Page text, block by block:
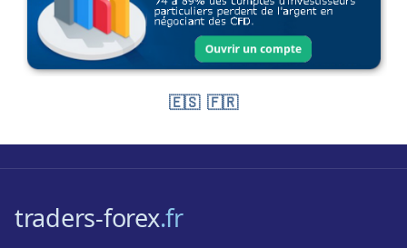
🇪🇸 🇫🇷
traders-forex.fr